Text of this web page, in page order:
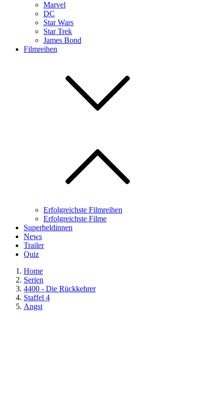
Marvel
DC
Star Wars
Star Trek
James Bond
Filmreihen
Erfolgreichste Filmreihen
Erfolgreichste Filme
Superheldinnen
News
Trailer
Quiz
Home
Serien
4400 - Die Rückkehrer
Staffel 4
Angst